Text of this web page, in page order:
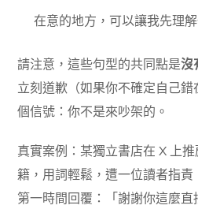
在意的地方，可以讓我先理解
請注意，這些句型的共同點是沒
立刻道歉（如果你不確定自己
個信號：你不是來吵架的。
真實案例：某獨立書店在 X 上
籍，用詞輕鬆，遭一位讀者指
第一時間回覆：「謝謝你這麼